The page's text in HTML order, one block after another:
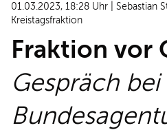
01.03.2023, 18:28 Uhr | Sebastian
Kreistagsfraktion
Fraktion vor
Gespräch bei